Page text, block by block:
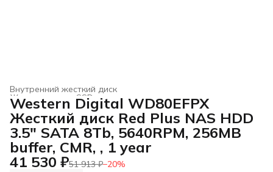
Внутренний жесткий диск
Жесткие диски, SSD и сетевые накопители ›
Электроника ›
Главная ›
Western Digital WD80EFPX
Жесткий диск Red Plus NAS HDD
3.5" SATA 8Tb, 5640RPM, 256MB
buffer, CMR, , 1 year
41 530 ₽51 913 ₽−20%